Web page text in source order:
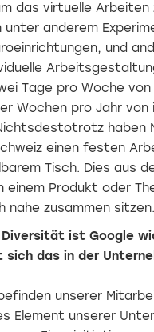
das virtuelle
unter anderem
und
Tage pro Woche
Wochen pro Jahr von
haben
einen festen
Tisch. Dies aus
einem Produkt oder
nahe zusammen sitzen.
Diversität ist Google
sich das in der
unserer
Element unserer